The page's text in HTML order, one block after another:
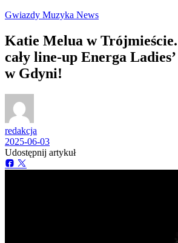
Gwiazdy Muzyka News
Katie Melua w
cały line-up Energa
w Gdyni!
redakcja
2025-06-03
Udostępnij artykuł